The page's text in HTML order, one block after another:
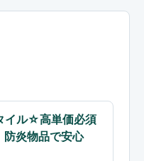
イル☆高単価必須
炎物品で安心